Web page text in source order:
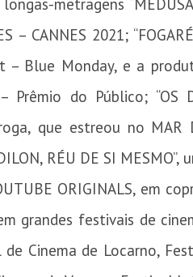
metragens
– CANNES 2021;
Blue Monday, e a
Prêmio do Público; “OS
que estreou no MAR
RÉU DE SI
ORIGINALS, em
grandes festivais de
Cinema de Locarno,